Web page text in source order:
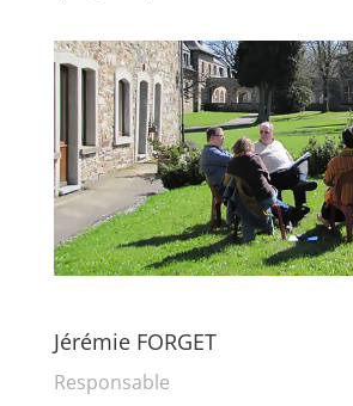
Jérémie FORGET
Responsable